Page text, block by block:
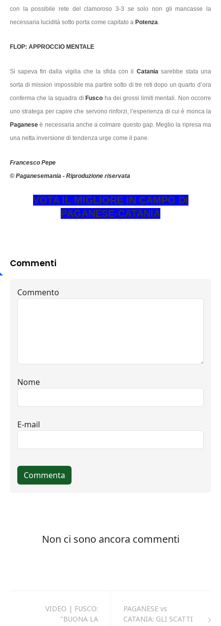
con la possibile rete del clamoroso 3-3 se solo non gli mancasse la
necessaria lucidità sotto porta come capitato a Potenza.
FLOP: APPROCCIO MENTALE
Si sapeva fin dalla vigilia che la sfida con il Catania sarebbe stata una
sorta di mission impossible ma partire sotto di tre reti dopo un quarto d’ora
conferma che la squadra di Fusco ha dei grossi limiti mentali. Non occorre
uno stratega per capire che servono rinforzi, l’esperienza di cui è monca la
Paganeseè necessaria anche a colmare questo gap. Meglio la ripresa ma
una netta inversione di tendenza urge come il pane.
Francesco Pepe
© Paganesemania - Riproduzione riservata
VOTA IL MIGLIORE IN CAMPO DI
PAGANESE-CATANIA
Commenti
VIDEO | FUSCO:
"BUONA LA
PAGANESE vs
CATANIA: GLI SCATTI